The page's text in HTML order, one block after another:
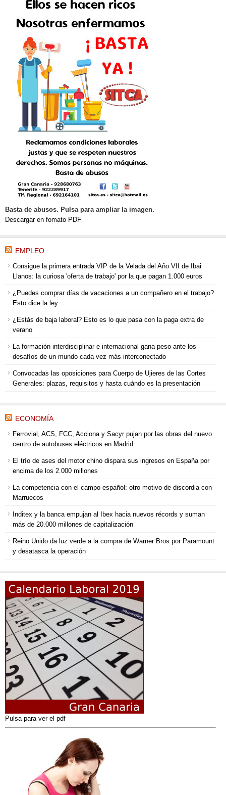
Basta de abusos. Pulsa para ampliar la imagen.
Descargar en fomato PDF
EMPLEO
Consigue la primera entrada VIP de la Velada del Año VII de Ibai
Llanos: la curiosa 'oferta de trabajo' por la que pagan 1.000 euros
¿Puedes comprar días de vacaciones a un compañero en el trabajo?
Esto dice la ley
¿Estás de baja laboral? Esto es lo que pasa con la paga extra de
verano
La formación interdisciplinar e internacional gana peso ante los
desafíos de un mundo cada vez más interconectado
Convocadas las oposiciones para Cuerpo de Ujieres de las Cortes
Generales: plazas, requisitos y hasta cuándo es la presentación
ECONOMÍA
Ferrovial, ACS, FCC, Acciona y Sacyr pujan por las obras del nuevo
centro de autobuses eléctricos en Madrid
El trío de ases del motor chino dispara sus ingresos en España por
encima de los 2.000 millones
La competencia con el campo español: otro motivo de discordia con
Marruecos
Inditex y la banca empujan al Ibex hacia nuevos récords y suman
más de 20.000 millones de capitalización
Reino Unido da luz verde a la compra de Warner Bros por Paramount
y desatasca la operación
Pulsa para ver el pdf